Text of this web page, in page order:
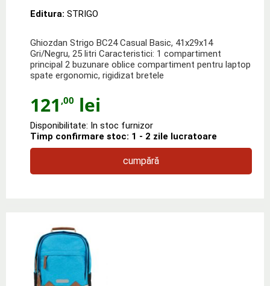
Editura: STRIGO
Ghiozdan Strigo BC24 Casual Basic, 41x29x14
Gri/Negru, 25 litri Caracteristici: 1 compartiment
principal 2 buzunare oblice compartiment pentru laptop
spate ergonomic, rigidizat bretele
121 ,00 lei
Disponibilitate: In stoc furnizor
Timp confirmare stoc: 1 - 2 zile lucratoare
cumpără